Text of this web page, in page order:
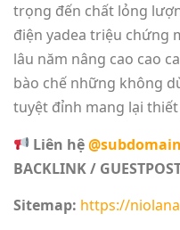
trọng đến chất lỏng
điện yadea triệu chứng
lâu năm nâng cao cao
bào chế những không
tuyệt đỉnh mang lại
Liên hệ
BACKLINK /
Sitemap: https://